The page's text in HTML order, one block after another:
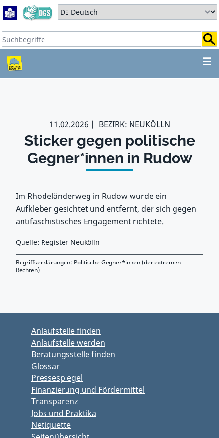
Zum Hauptbereich springen
Zum Hauptmenü springen
Sprache auswählen:
Suchbegriffe:
☰
ZUM HAUPTBEREICH
11.02.2026 BEZIRK: NEUKÖLLN
Sticker gegen politische
Gegner*innen in Rudow
Im Rhodeländerweg in Rudow wurde ein
Aufkleber gesichtet und entfernt, der sich gegen
antifaschistisches Engagement richtete.
Quelle: Register Neukölln
Begriffserklärungen: Politische Gegner*innen (der extremen
Rechten)
Anlaufstelle finden
Anlaufstelle werden
Beratungsstelle finden
Glossar
Pressespiegel
Finanzierung und Fördermittel
Transparenz
Jobs und Praktika
Netiquette